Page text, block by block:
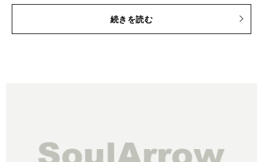
続きを読む